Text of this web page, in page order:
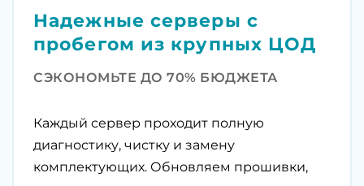
Надежные серверы с
пробегом из крупных ЦОД
СЭКОНОМЬТЕ ДО 70% БЮДЖЕТА
Каждый сервер проходит полную
диагностику, чистку и замену
комплектующих. Обновляем прошивки,